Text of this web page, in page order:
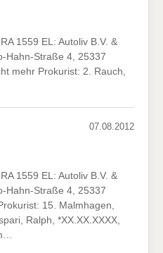
1559 EL: Autoliv B.V. &
Hahn-Straße 4, 25337
mehr Prokurist: 2. Rauch,
07.08.2012
1559 EL: Autoliv B.V. &
Hahn-Straße 4, 25337
15. Malmhagen,
Ralph, *XX.XX.XXXX,